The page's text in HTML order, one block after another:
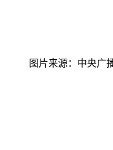
图片来源：中央广